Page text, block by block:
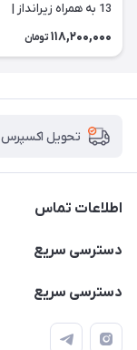
13 به همراه زیرانداز |
CNH22ZP004
118,200,000 تومان
تحویل اکسپرس
اطلاعات تماس
۰۹۳۵۶۰۴۰۳۶۵
سیمای ورزش
دسترسی سریع
اسکیت فلایینگ ایگل
دسترسی سریع
اسکوتر برقی دخترانه